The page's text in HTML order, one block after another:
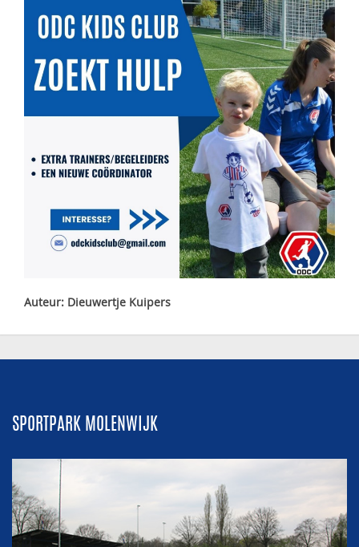
Auteur: Dieuwertje Kuipers
SPORTPARK MOLENWIJK